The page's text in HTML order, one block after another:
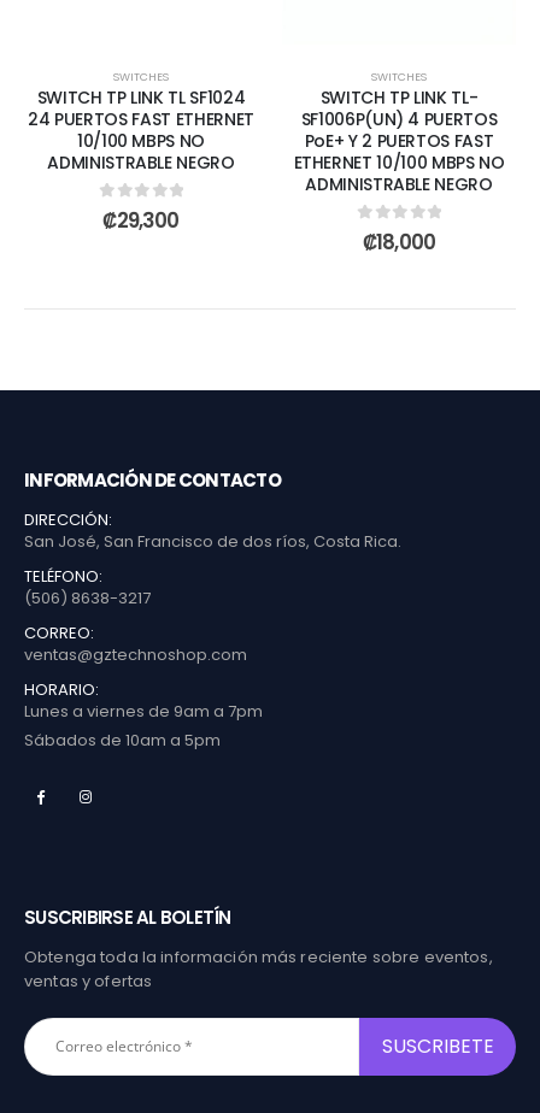
SWITCHES
SWITCH TP LINK TL SF1024
24 PUERTOS FAST ETHERNET
10/100 MBPS NO
ADMINISTRABLE NEGRO
0out of 5
₡29,300
SWITCHES
SWITCH TP LINK TL-
SF1006P(UN) 4 PUERTOS
PoE+ Y 2 PUERTOS FAST
ETHERNET 10/100 MBPS NO
ADMINISTRABLE NEGRO
0out of 5
₡18,000
INFORMACIÓN DE CONTACTO
DIRECCIÓN:
San José, San Francisco de dos ríos, Costa Rica.
TELÉFONO:
(506) 8638-3217
CORREO:
ventas@gztechnoshop.com
HORARIO:
Lunes a viernes de 9am a 7pm
Sábados de 10am a 5pm
SUSCRIBIRSE AL BOLETÍN
Obtenga toda la información más reciente sobre eventos,
ventas y ofertas